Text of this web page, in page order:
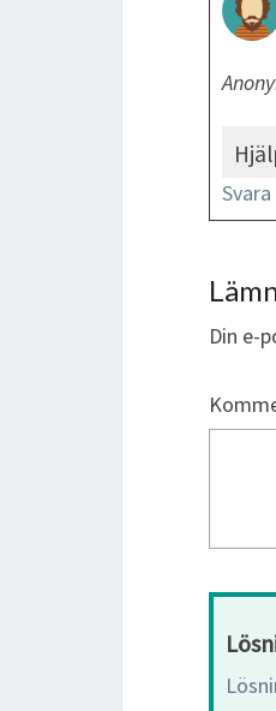
Svara
Din e-